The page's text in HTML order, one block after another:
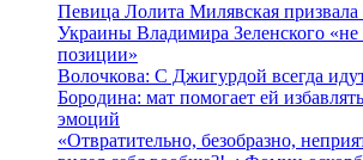
Певица Лолита Милявская призвала
Украины Владимира Зеленского «не
позиции»
Волочкова: С Джигурдой всегда
Бородина: мат помогает ей
эмоций
«Отвратительно, безобразно,